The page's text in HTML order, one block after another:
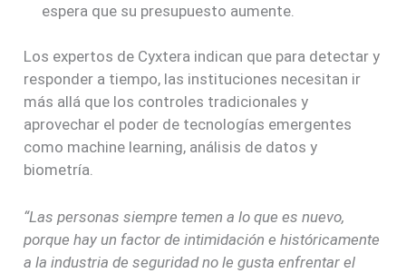
espera que su presupuesto aumente.
Los expertos de Cyxtera indican que para detectar y
responder a tiempo, las instituciones necesitan ir
más allá que los controles tradicionales y
aprovechar el poder de tecnologías emergentes
como machine learning, análisis de datos y
biometría.
“Las personas siempre temen a lo que es nuevo,
porque hay un factor de intimidación e históricamente
a la industria de seguridad no le gusta enfrentar el